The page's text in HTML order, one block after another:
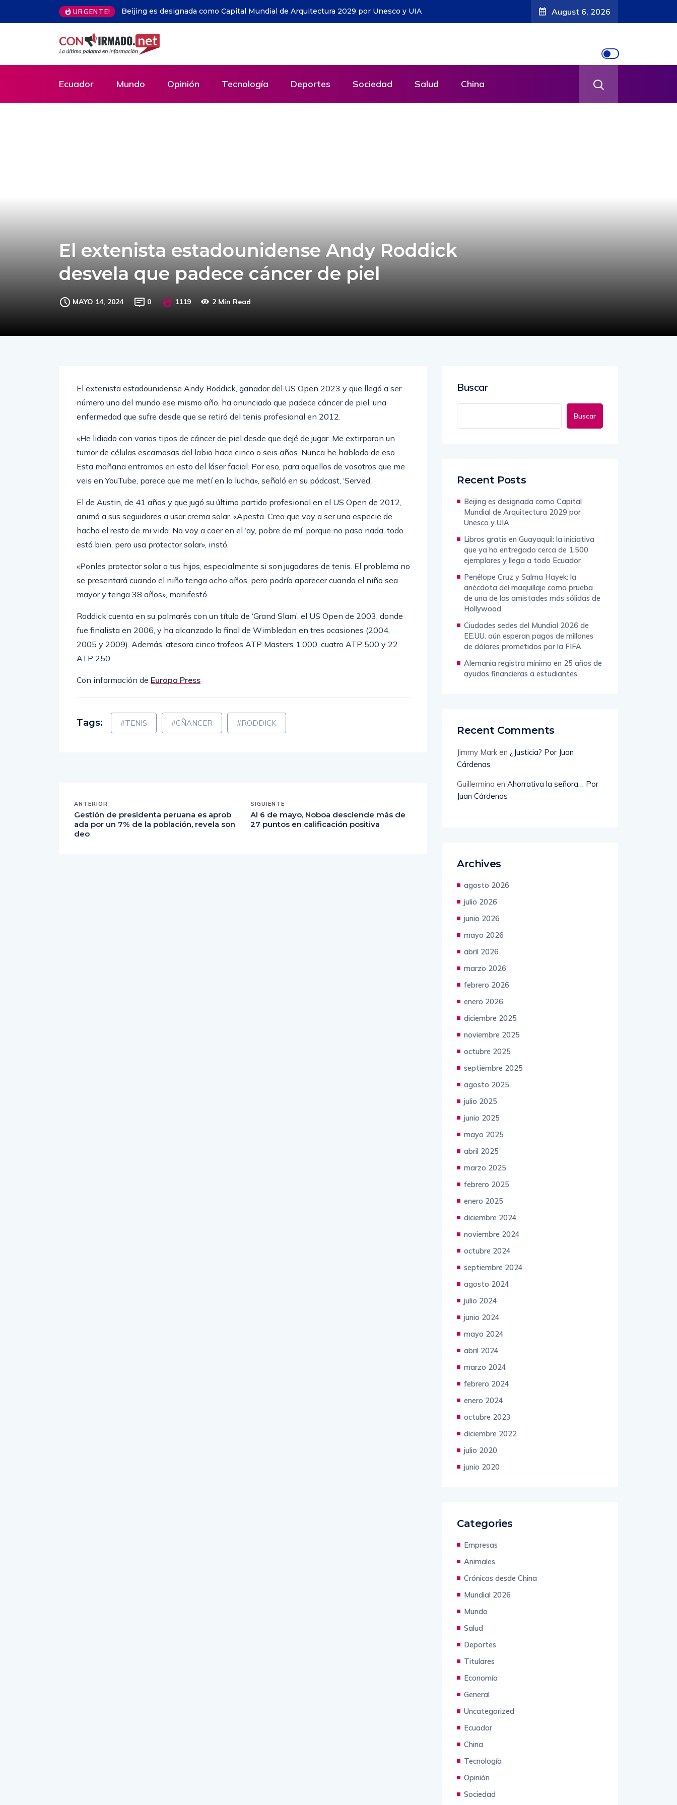
URGENTE!
August 6, 2026
Ecuador Mundo Opinión Tecnología Deportes Sociedad Salud China
El extenista estadounidense Andy Roddick
desvela que padece cáncer de piel
El extenista estadounidense Andy Roddick, ganador del US Open 2023 y que llegó a ser
número uno del mundo ese mismo año, ha anunciado que padece cáncer de piel, una
enfermedad que sufre desde que se retiró del tenis profesional en 2012.
«He lidiado con varios tipos de cáncer de piel desde que dejé de jugar. Me extirparon un
tumor de células escamosas del labio hace cinco o seis años. Nunca he hablado de eso.
Esta mañana entramos en esto del láser facial. Por eso, para aquellos de vosotros que me
veis en YouTube, parece que me metí en la lucha», señaló en su pódcast, ‘Served’.
El de Austin, de 41 años y que jugó su último partido profesional en el US Open de 2012,
animó a sus seguidores a usar crema solar. «Apesta. Creo que voy a ser una especie de
hacha el resto de mi vida. No voy a caer en el ‘ay, pobre de mí’ porque no pasa nada, todo
está bien, pero usa protector solar», instó.
«Ponles protector solar a tus hijos, especialmente si son jugadores de tenis. El problema no
se presentará cuando el niño tenga ocho años, pero podría aparecer cuando el niño sea
mayor y tenga 38 años», manifestó.
Roddick cuenta en su palmarés con un título de ‘Grand Slam’, el US Open de 2003, donde
fue finalista en 2006, y ha alcanzado la final de Wimbledon en tres ocasiones (2004,
2005 y 2009). Además, atesora cinco trofeos ATP Masters 1.000, cuatro ATP 500 y 22
ATP 250..
ANTERIOR
Gestión de presidenta peruana es aprob
SIGUIENTE
Buscar
Recent Posts
Beijing es designada como Capital
Mundial de Arquitectura 2029 por
Unesco y UIA
Libros gratis en Guayaquil: la iniciativa
que ya ha entregado cerca de 1.500
ejemplares y llega a todo Ecuador
Penélope Cruz y Salma Hayek: la
anécdota del maquillaje como prueba
de una de las amistades más sólidas de
Hollywood
Ciudades sedes del Mundial 2026 de
de dólares prometidos por la FIFA
Alemania registra mínimo en 25 años de
Recent Comments
Cárdenas
Guillermina
Archives
agosto 2026
julio 2026
junio 2026
mayo 2026
abril 2026
marzo 2026
febrero 2026
enero 2026
diciembre 2025
noviembre 2025
octubre 2025
septiembre 2025
agosto 2025
julio 2025
junio 2025
mayo 2025
abril 2025
marzo 2025
febrero 2025
enero 2025
diciembre 2024
noviembre 2024
octubre 2024
septiembre 2024
agosto 2024
julio 2024
junio 2024
mayo 2024
abril 2024
marzo 2024
febrero 2024
enero 2024
octubre 2023
diciembre 2022
julio 2020
Categories
Empresas
Animales
Crónicas desde China
Mundial 2026
Mundo
Salud
Deportes
Titulares
Economía
General
Uncategorized
Ecuador
China
Tecnología
Opinión